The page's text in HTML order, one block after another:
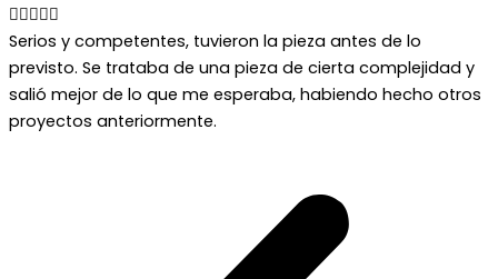

Serios y competentes, tuvieron la pieza antes de lo
previsto. Se trataba de una pieza de cierta complejidad y
salió mejor de lo que me esperaba, habiendo hecho otros
proyectos anteriormente.